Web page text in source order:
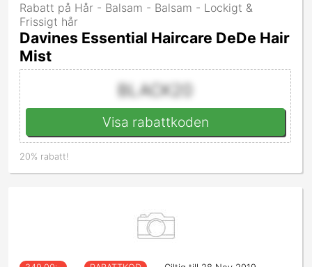
Rabatt på Hår - Balsam - Balsam - Lockigt &
Frissigt hår
Davines Essential Haircare DeDe Hair
Mist
BLACK20
Visa rabattkoden
20% rabatt!